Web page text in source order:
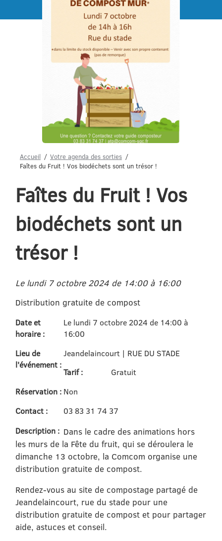
Menu
Accueil
Votre agenda des sorties
Faîtes du Fruit ! Vos biodéchets sont un trésor !
Faîtes du Fruit ! Vos
biodéchets sont un
trésor !
Le lundi 7 octobre 2024 de 14:00 à 16:00
Distribution gratuite de compost
Date et
horaire :
Le lundi 7 octobre 2024 de 14:00 à
16:00
Lieu de
l'événement :
Jeandelaincourt | RUE DU STADE
Tarif :
Gratuit
Réservation : Non
Contact :
03 83 31 74 37
Description : Dans le cadre des animations hors
les murs de la Fête du fruit, qui se déroulera le
dimanche 13 octobre, la Comcom organise une
distribution gratuite de compost.
Rendez-vous au site de compostage partagé de
Jeandelaincourt, rue du stade pour une
distribution gratuite de compost et pour partager
aide, astuces et conseil.